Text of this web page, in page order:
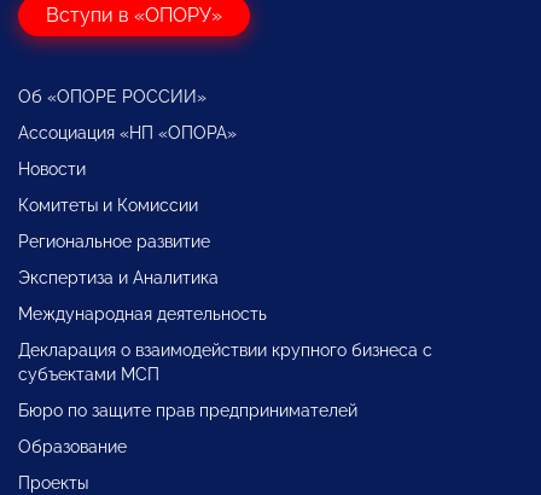
Вступи в «ОПОРУ»
Об «ОПОРЕ РОССИИ»
Ассоциация «НП «ОПОРА»
Новости
Комитеты и Комиссии
Региональное развитие
Экспертиза и Аналитика
Международная деятельность
Декларация о взаимодействии крупного бизнеса с
субъектами МСП
Бюро по защите прав предпринимателей
Образование
Проекты